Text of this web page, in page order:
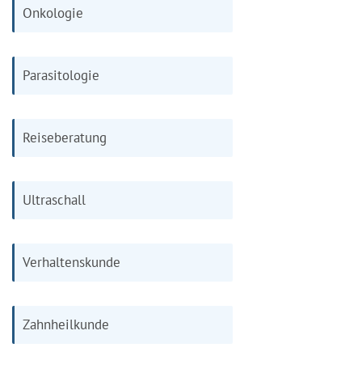
Onkologie
Parasitologie
Reiseberatung
Ultraschall
Verhaltenskunde
Zahnheilkunde